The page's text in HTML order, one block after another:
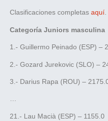
Clasificaciones completas aquí.
Categoría Juniors masculina
1.- Guillermo Peinado (ESP) –
2.- Gozard Jurekovic (SLO) –
3.- Darius Rapa (ROU) –
…
21.- Lau Macià (ESP) – 1155.0